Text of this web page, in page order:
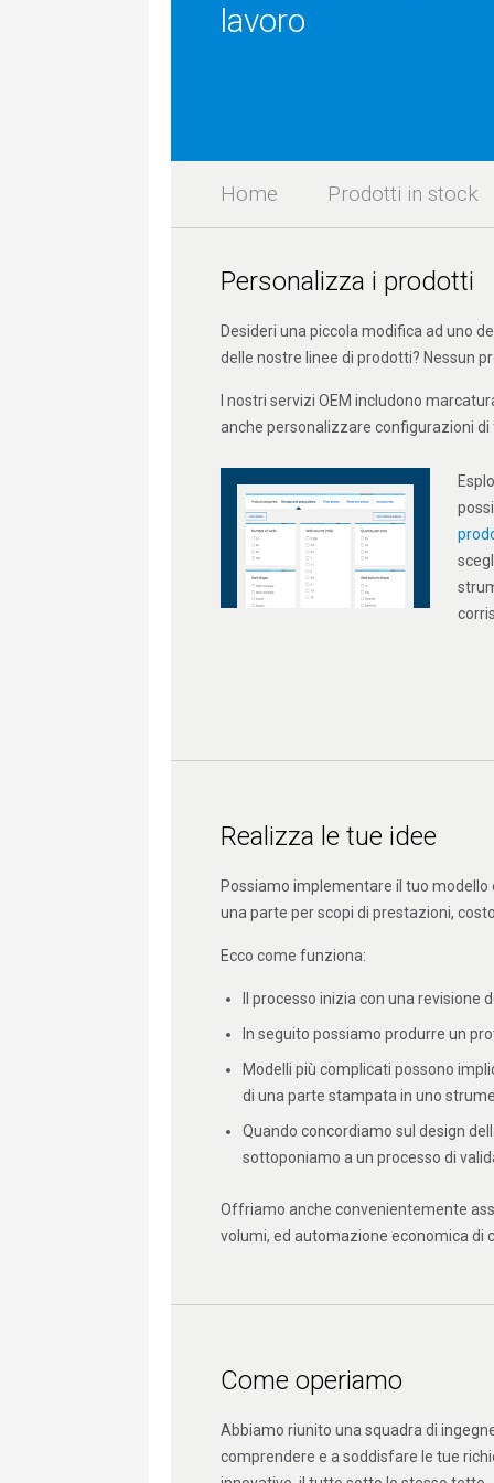
lavoro
Home Prodotti in stock
Personalizza i prodotti
Desideri una piccola modifica ad uno
delle nostre linee di prodotti? Nessun
I nostri servizi OEM includono
anche personalizzare configurazioni
Realizza le tue idee
Possiamo implementare il tuo
una parte per scopi di prestazioni,
Ecco come funziona:
Il processo inizia con una revisione
In seguito possiamo produrre un
Modelli più complicati possono
di una parte stampata in uno
Quando concordiamo sul design
sottoponiamo a un processo di
Offriamo anche convenientemente
volumi, ed automazione economica di
Come operiamo
Abbiamo riunito una squadra di
comprendere e a soddisfare le tue